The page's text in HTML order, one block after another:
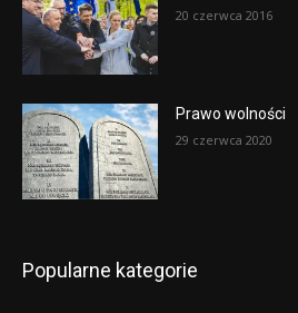
20 czerwca 2016
Prawo wolności
29 czerwca 2020
Popularne kategorie